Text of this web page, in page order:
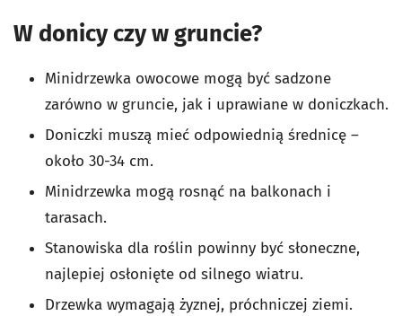
W donicy czy w gruncie?
Minidrzewka owocowe mogą być sadzone
zarówno w gruncie, jak i uprawiane w doniczkach.
Doniczki muszą mieć odpowiednią średnicę –
około 30-34 cm.
Minidrzewka mogą rosnąć na balkonach i
tarasach.
Stanowiska dla roślin powinny być słoneczne,
najlepiej osłonięte od silnego wiatru.
Drzewka wymagają żyznej, próchniczej ziemi.